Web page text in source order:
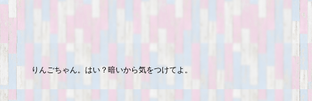
りんごちゃん。はい？暗いから気をつけてよ。